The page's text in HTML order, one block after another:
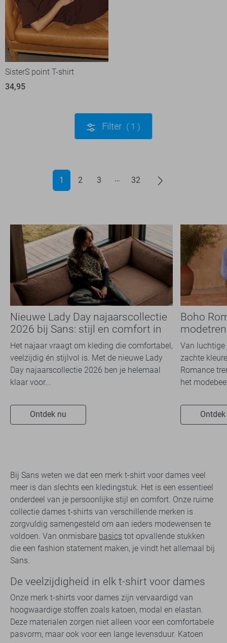
SisterS point T-shirt
34,95
Filter 1
1 2 3 32
Nieuwe Lady Day najaarscollectie
2026 bij Sans: stijl en comfort in
travelkwaliteit
Het najaar vraagt om kleding die comfortabel,
veelzijdig én stijlvol is. Met de nieuwe Lady
Day najaarscollectie 2026 ben je helemaal
klaar voor...
Ontdek nu
Boho
overal
Van luchtige
zachte
Romance
het
Bij Sans weten we dat een merk t-shirt voor dames veel
meer is dan slechts een kledingstuk. Het is een essentieel
onderdeel van je persoonlijke stijl en comfort. Onze ruime
collectie dames t-shirts van verschillende merken is
zorgvuldig samengesteld om aan ieders modewensen te
voldoen. Van onmisbare basics tot opvallende stukken
die een fashion statement maken, je vindt het allemaal bij
Sans.
De veelzijdigheid in elk t-shirt voor dames
Onze merk t-shirts voor dames zijn vervaardigd van
hoogwaardige stoffen zoals katoen, modal en elastan.
Deze materialen zorgen niet alleen voor een comfortabele
pasvorm, maar ook voor een lange levensduur. Katoen